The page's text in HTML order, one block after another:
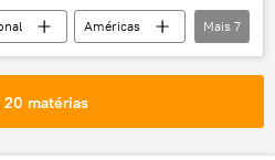
Américas
Mais 7
20 matérias